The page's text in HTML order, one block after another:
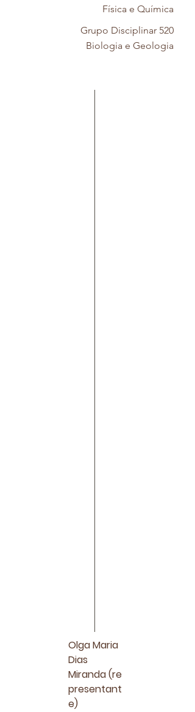
Física e Química
Grupo Disciplinar 520
Biologia e Geologia
Olga Maria
Dias
Miranda(re
presentant
e)